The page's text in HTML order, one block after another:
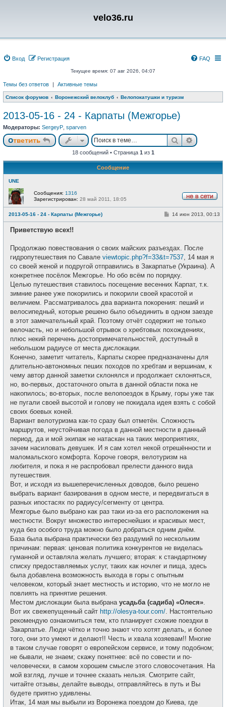
velo36.ru
Вход Регистрация FAQ
Текущее время: 07 авг 2026, 04:07
Темы без ответов | Активные темы
Список форумов Воронежский велоклуб Велопокатушки и туризм
2013-05-16 - 24 - Карпаты (Межгорье)
Модераторы: SergeyP sparven
Ответить Поиск
18 сообщений • Страница 1 из 1
Сообщение
UNE
е
в
с
Сообщения: 1316
Зарегистрирован: 28 май 2011, 18:05
2013-05-16 - 24 - Карпаты (Межгорье)
С
н
и
14 июн 2013, 00:13
Приветствую всех!!
Продолжаю повествования о своих майских разъездах. После
гидропутешествия по Савале viewtopic.php?f=33&t=7537, 14 мая я
со своей женой и подругой отправились в Закарпатье (Украина). А
конкретнее посёлок Межгорье. Но обо всём по порядку.
Целью путешествия ставилось посещение весенних Карпат, т.к.
зимние ранее уже покорились и покорили своей красотой и
величием. Рассматривалось два варианта покорения: пеший и
велосипедный, которые решено было объединить в одном заезде
в этот замечательный край. Поэтому отчёт содержит не только
велочасть, но и небольшой отрывок о хребтовых похождениях,
плюс некий перечень достопримечательностей, доступный в
небольшом радиусе от места дислокации.
Конечно, заметит читатель, Карпаты скорее предназначены для
длительно-автономных пеших походов по хребтам и вершинам, к
чему автор данной заметки склонялся и продолжает склоняться,
но, во-первых, достаточного опыта в данной области пока не
накопилось; во-вторых, после велопоездок в Крыму, горы уже так
не пугали своей высотой и голову не покидала идея взять с собой
своих боевых коней.
Вариант велотуризма как-то сразу был отметён. Сложность
маршрутов, неустойчивая погода в данной местности в данный
период, да и мой экипаж не натаскан на таких мероприятиях,
зачем насиловать девушек. И я сам хотел некой отрешённости и
маломальского комфорта. Короче говоря, велотуризм на
любителя, и пока я не распробовал прелести данного вида
путешествия.
Вот, и исходя из вышеперечисленных доводов, было решено
выбрать вариант базирования в одном месте, и передвигаться в
разных ипостасях по радиусу/сегменту от центра.
Межгорье было выбрано как раз таки из-за его расположения на
местности. Вокруг множество интереснейших и красивых мест,
куда без особого труда можно было добраться одним днём.
База была выбрана практически без раздумий по нескольким
причинам: первая: ценовая политика конкурентов не виделась
гуманной и оставляла желать лучшего; вторая: к стандартному
списку предоставляемых услуг, таких как ночлег и пища, здесь
была добавлена возможность выхода в горы с опытным
человеком, который знает местность и историю, что не могло не
повлиять на принятие решения.
Местом дислокации была выбрана усадьба (садиба) «Олеся».
Вот их свежепущенный сайт http://olesya-tour.com/. Настоятельно
рекомендую ознакомиться тем, кто планирует схожие поездки в
Закарпатье. Люди чётко и точно знают что хотят делать, и более
того, они это умеют и делают!! Честь и хвала хозяевам!! Многие
в таком случае говорят о европейском сервисе, и тому подобном;
не бывали, не знаем; скажу понятнее: всё по совести и по-
человечески, в самом хорошем смысле этого словосочетания. На
мой взгляд, лучше и точнее сказать нельзя. Смотрите сайт,
читайте отзывы, делайте выводы, отправляйтесь в путь и Вы
будете приятно удивлены.
Итак, 14 мая мы выбыли из Воронежа поездом до Киева, где